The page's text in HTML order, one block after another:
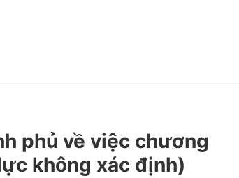
phủ về việc chương
không xác định)